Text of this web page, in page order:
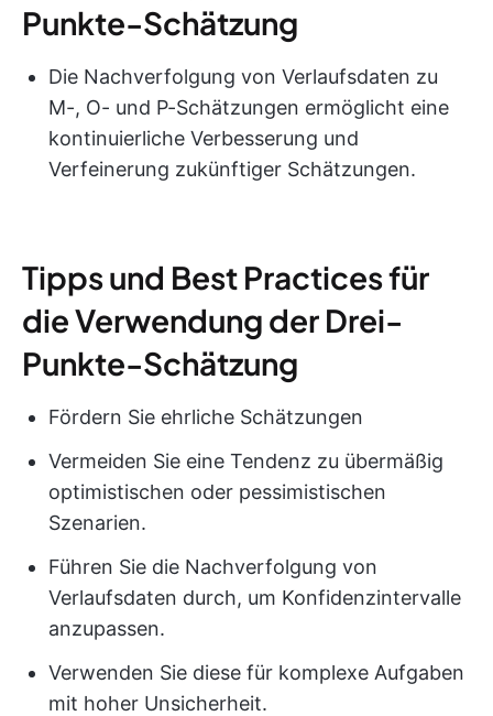
Punkte-Schätzung
Die Nachverfolgung von Verlaufsdaten zu
M-, O- und P-Schätzungen ermöglicht eine
kontinuierliche Verbesserung und
Verfeinerung zukünftiger Schätzungen.
Tipps und Best Practices für
die Verwendung der Drei-
Punkte-Schätzung
Fördern Sie ehrliche Schätzungen
Vermeiden Sie eine Tendenz zu übermäßig
optimistischen oder pessimistischen
Szenarien.
Führen Sie die Nachverfolgung von
Verlaufsdaten durch, um Konfidenzintervalle
anzupassen.
Verwenden Sie diese für komplexe Aufgaben
mit hoher Unsicherheit.